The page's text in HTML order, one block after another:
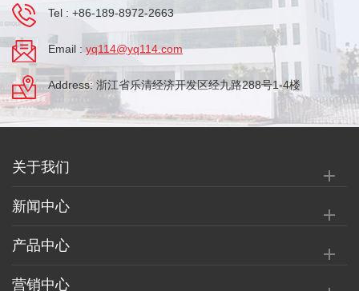
Tel : +86-189-8972-2663
Email : yq114@yq114.com
Address: 浙江省乐清经济开发区经九路288号1-4楼
关于我们
新闻中心
产品中心
营销中心